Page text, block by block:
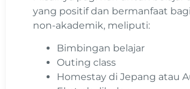
yang positif dan bermanfaat
non-akademik, meliputi:
Bimbingan belajar
Outing class
Homestay di Jepang atau